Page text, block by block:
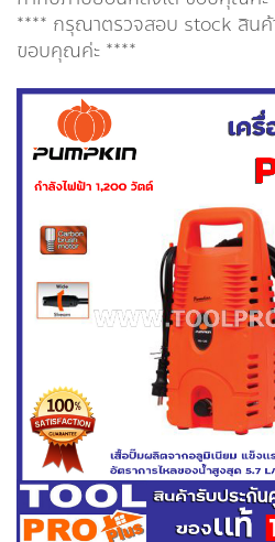
**** กรุณาตรวจสอบ stock สิน
ขอบคุณค่ะ ****